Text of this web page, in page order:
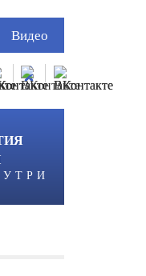
Видео